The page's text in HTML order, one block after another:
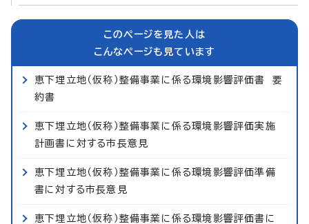
このページを見た人は
こんなページも見ています
恵下埋立地（仮称）整備事業に係る環境影響評価書 要
約書
恵下埋立地（仮称）整備事業に係る環境影響評価実施
計画書に対する市長意見
恵下埋立地（仮称）整備事業に係る環境影響評価準備
書に対する市長意見
恵下埋立地（仮称）整備事業に係る環境影響評価書に